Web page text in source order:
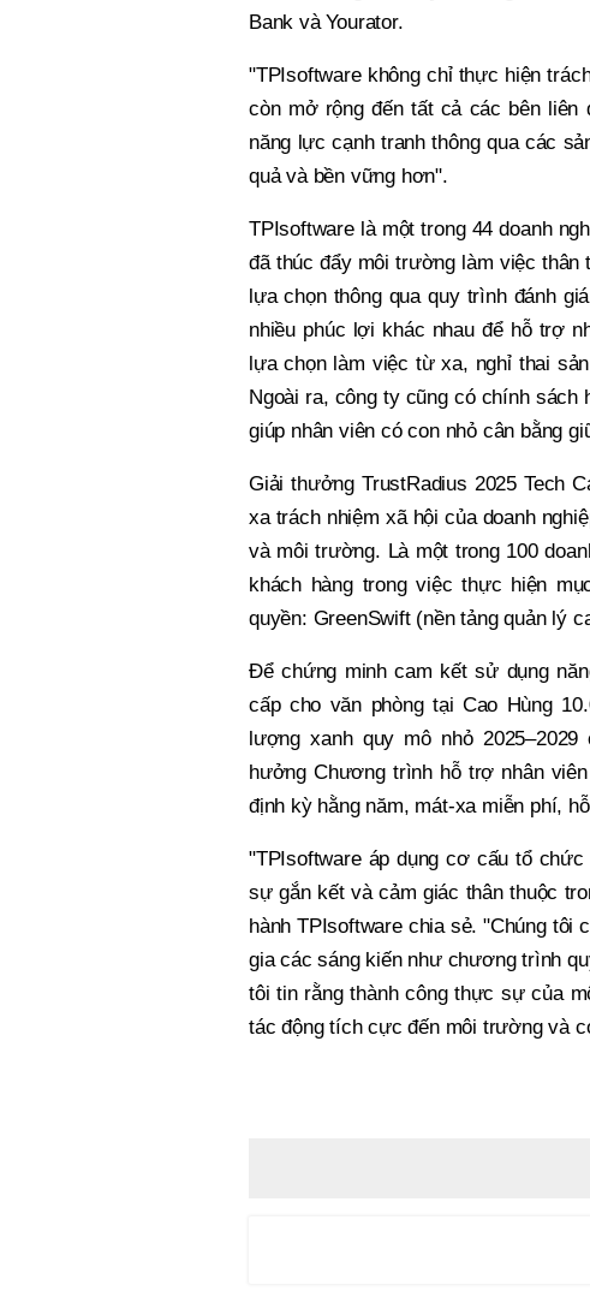
Bank và Yourator.
"TPIsoftware không chỉ thực hiện
còn mở rộng đến tất cả các bên liên
năng lực cạnh tranh thông qua các
quả và bền vững hơn".
TPIsoftware là một trong 44 doanh
đã thúc đẩy môi trường làm việc thân
lựa chọn thông qua quy trình đánh
nhiều phúc lợi khác nhau để hỗ trợ
lựa chọn làm việc từ xa, nghỉ thai
Ngoài ra, công ty cũng có chính
giúp nhân viên có con nhỏ cân bằng
Giải thưởng TrustRadius 2025 Tech
xa trách nhiệm xã hội của doanh
và môi trường. Là một trong 100
khách hàng trong việc thực hiện
quyền: GreenSwift (nền tảng quản lý
Để chứng minh cam kết sử dụng
cấp cho văn phòng tại Cao Hùng
lượng xanh quy mô nhỏ
hưởng Chương trình hỗ trợ nhân
định kỳ hằng năm, mát-xa miễn phí,
"TPIsoftware áp dụng cơ cấu tổ
sự gắn kết và cảm giác thân thuộc
hành TPIsoftware chia sẻ. "Chúng
gia các sáng kiến như chương trình
tôi tin rằng thành công thực sự của
tác động tích cực đến môi trường và